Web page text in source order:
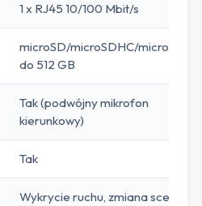
1 x RJ45 10/100 Mbit/s
microSD/microSDHC/microSDXC
do 512 GB
Tak (podwójny mikrofon
kierunkowy)
Tak
Wykrycie ruchu, zmiana sceny,